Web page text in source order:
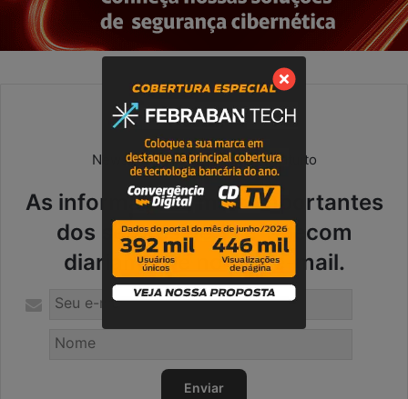
Newsletter diária | Serviço gratuito
As informações mais importantes
dos setores de TI e Telecom
diariamente no seu e-mail.